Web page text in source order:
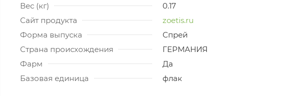
Вес (кг)
0.17
Сайт продукта
zoetis.ru
Форма выпуска
Спрей
Страна происхождения
ГЕРМАНИЯ
Фарм
Да
Базовая единица
флак